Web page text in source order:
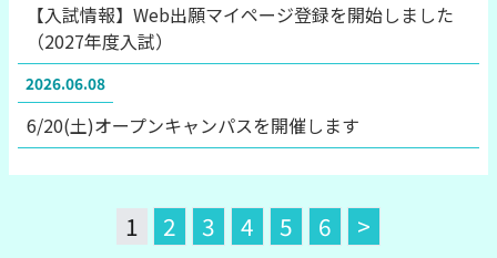
【入試情報】Web出願マイページ登録を開始しました
（2027年度入試）
2026.06.08
6/20(土)オープンキャンパスを開催します
1 2 3 4 5 6 >